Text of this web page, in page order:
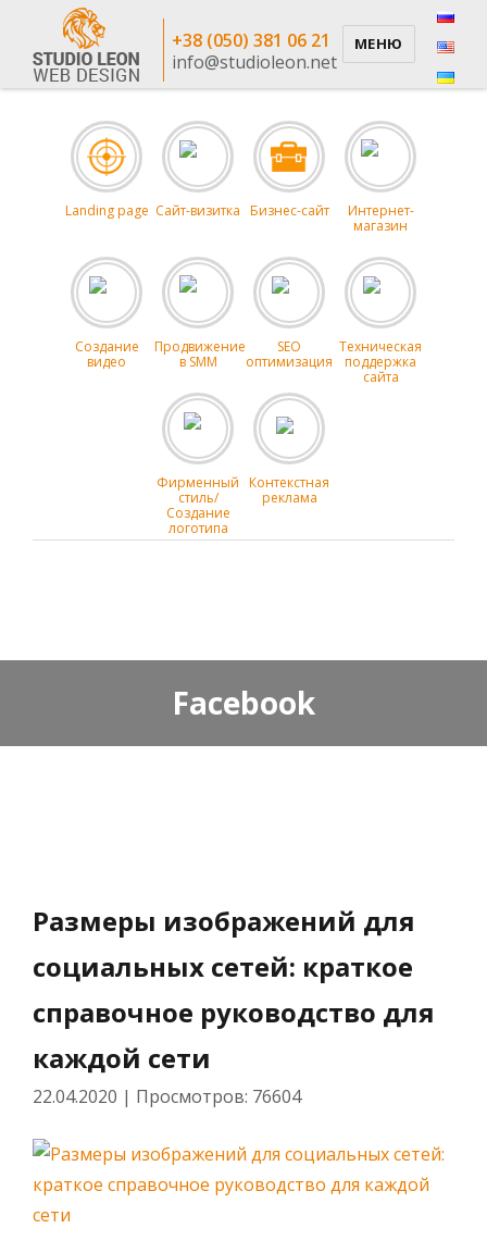
+38 (050) 381 06 21
info@studioleon.net
МЕНЮ
Landing page Сайт-визитка Бизнес-сайт
Интернет-
магазин
Создание
видео
Продвижение
в SMM
SEO
оптимизация
Техническая
поддержка
сайта
Фирменный
стиль/
Создание
логотипа
Контекстная
реклама
Facebook
Размеры изображений для
социальных сетей: краткое
справочное руководство для
каждой сети
22.04.2020 | Просмотров: 76604